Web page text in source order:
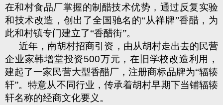
在和村食品厂掌握的制醋技术优势，通过反复实验
和技术改造，创出了全国驰名的“从祥牌”香醋，为
此和村镇专门建立了“香醋街”。
近年，南胡村招商引资，由从胡村走出去的民营
企业家韩增堂投资500万元，在旧学校改造利用，
建起了一家民营大型香醋厂，注册商标品牌为“辐辏
轩”。特意从不同行业，传承着胡村早期下当铺辐辏
轩名称的经商文化要义。